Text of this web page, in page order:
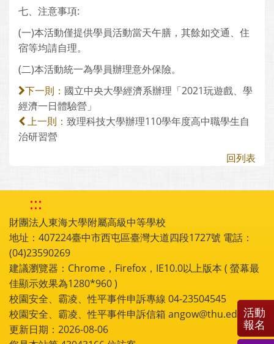
七、注意事項:
(一)本活動僅提供學員活動當天午膳，其餘如交通、住
宿等均請自理。
(二)本活動統一為學員辦理意外保險。
下一則： 國立中央大學經濟系辦理「2021玩遊戲、學
經濟一日體驗營」
上一則： 致理科技大學辦理110學年度高中職學生自
治研習營
回列表
:::
財團法人東海大學附屬高級中等學校
地址：407224臺中市西屯區臺灣大道四段1727號 電話：
(04)23590269
建議瀏覽器：Chrome，Firefox，IE10.0以上版本 ( 螢幕最
佳顯示效果為1280*960 )
校園安全、霸凌、性平事件申訴專線 04-23504545
校園安全、霸凌、性平事件申訴信箱 angow@thu.edu.tw
更新日期：2026-08-06
活動
報名